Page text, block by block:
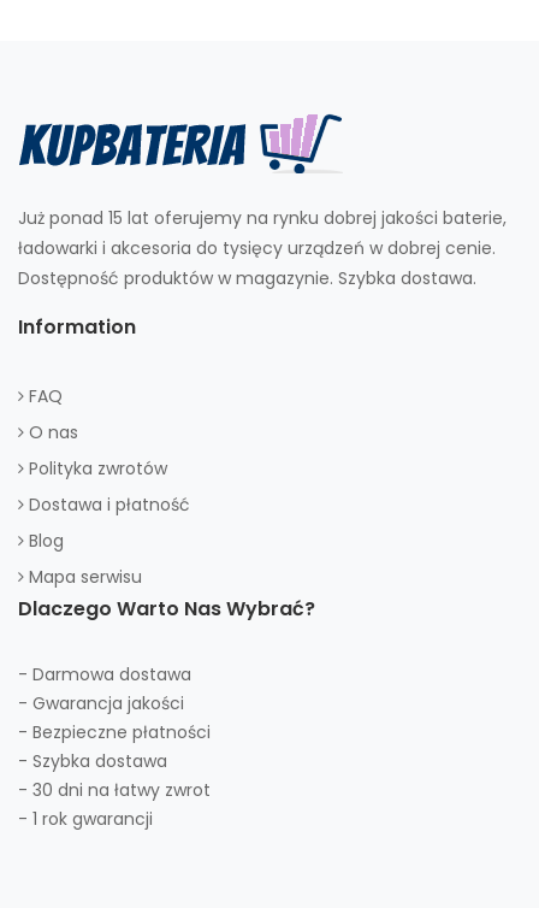
Już ponad 15 lat oferujemy na rynku dobrej jakości baterie,
ładowarki i akcesoria do tysięcy urządzeń w dobrej cenie.
Dostępność produktów w magazynie. Szybka dostawa.
Information
FAQ
O nas
Polityka zwrotów
Dostawa i płatność
Blog
Mapa serwisu
Dlaczego Warto Nas Wybrać?
- Darmowa dostawa
- Gwarancja jakości
- Bezpieczne płatności
- Szybka dostawa
- 30 dni na łatwy zwrot
- 1 rok gwarancji